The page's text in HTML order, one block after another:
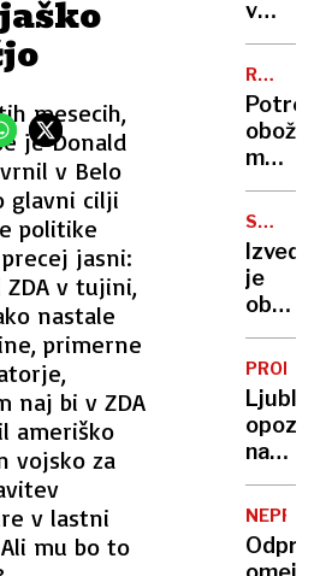
mesecih,
je Donald
v Belo
glavni cilji
politike
jasni:
ZDA v tujini,
nastale
primerne
naj bi v ZDA
ameriško
vojsko za
v lastni
mu bo to
moški
v
vaših
ustih:
našli
ključ
do
raka
RUMENE
NOVICE
ima
pas
za
600
evrov,
Nina
Pušlar
ljubi
V
ZALOGU
je
za
požar
v
krivde
na
na